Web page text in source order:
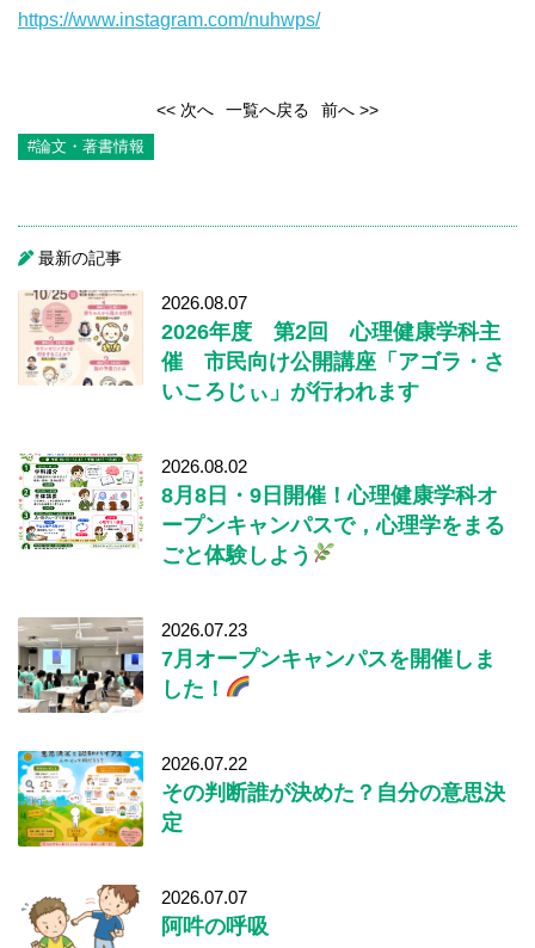
https://www.instagram.com/nuhwps/
<< 次へ 一覧へ戻る 前へ >>
#論文・著書情報
最新の記事
2026.08.07
2026年度 第2回 心理健康学科主
催 市民向け公開講座「アゴラ・さ
いころじぃ」が行われます
2026.08.02
8月8日・9日開催！心理健康学科オ
ープンキャンパスで，心理学をまる
ごと体験しよう
2026.07.23
7月オープンキャンパスを開催しま
した！
2026.07.22
その判断誰が決めた？自分の意思決
定
2026.07.07
阿吽の呼吸